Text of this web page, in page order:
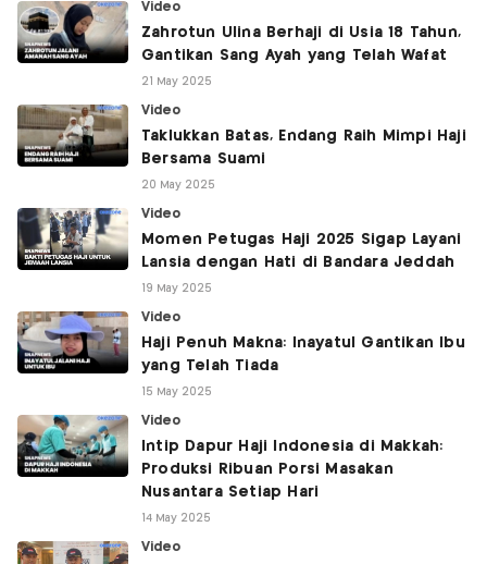
Video
Zahrotun Ulina Berhaji di Usia 18 Tahun,
Gantikan Sang Ayah yang Telah Wafat
21 May 2025
Video
Taklukkan Batas, Endang Raih Mimpi Haji
Bersama Suami
20 May 2025
Video
Momen Petugas Haji 2025 Sigap Layani
Lansia dengan Hati di Bandara Jeddah
19 May 2025
Video
Haji Penuh Makna: Inayatul Gantikan Ibu
yang Telah Tiada
15 May 2025
Video
Intip Dapur Haji Indonesia di Makkah:
Produksi Ribuan Porsi Masakan
Nusantara Setiap Hari
14 May 2025
Video